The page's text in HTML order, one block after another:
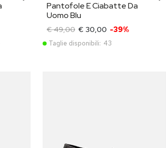
Pantofole E Ciabatte Da
Uomo Blu
€ 49,00 € 30,00 -39%
Taglie disponibili: 43